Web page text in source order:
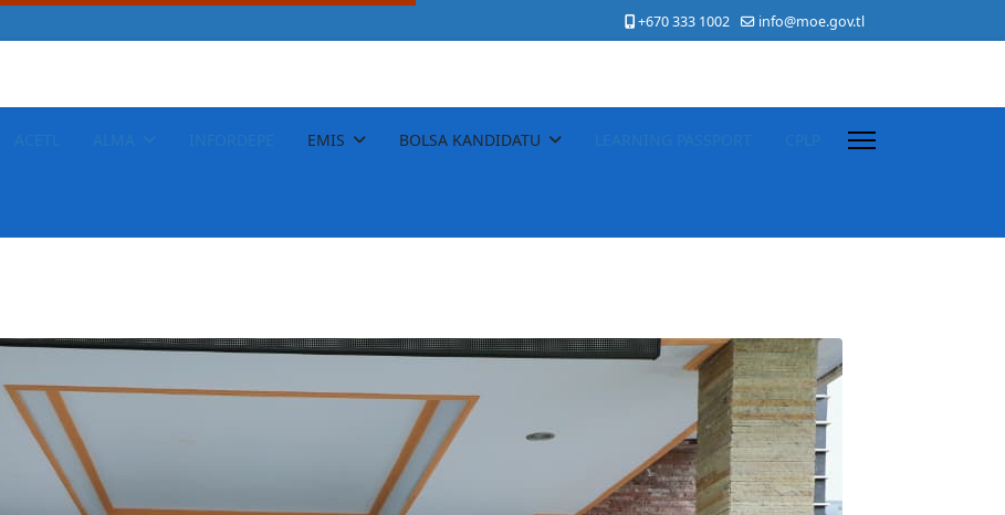
+670 333 1002 info@moe.gov.tl
EMIS BOLSA KANDIDATU